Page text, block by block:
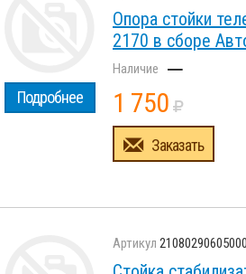
Подробнее
Опора стойки
2170 в сборе
–
1 750
Заказать
21080290605000